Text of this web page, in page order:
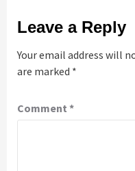
Leave a Reply
Your email address will
are marked *
Comment *